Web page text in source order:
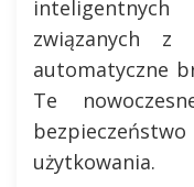
inteligentnych
związanych z
automatyczne
Te
użytkowania.